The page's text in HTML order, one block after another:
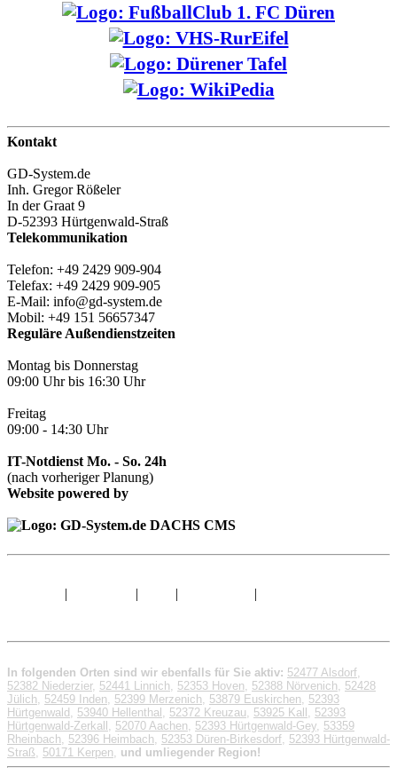
Kontakt
GD-System.de
Inh. Gregor Rößeler
In der Graat 9
D-52393 Hürtgenwald-Straß
Telekommunikation
Telefon: +49 2429 909-904
Telefax: +49 2429 909-905
E-Mail: info@gd-system.de
Mobil: +49 151 56657347
Reguläre Außendienstzeiten
Montag bis Donnerstag
09:00 Uhr bis 16:30 Uhr
Freitag
09:00 - 14:30 Uhr
IT-Notdienst Mo. - So. 24h
(nach vorheriger Planung)
Website powered by
| | | |
In folgenden Orten sind wir ebenfalls für Sie aktiv: 52477 Alsdorf,
52382 Niederzier, 52441 Linnich, 52353 Hoven, 52388 Nörvenich, 52428
Jülich, 52459 Inden, 52399 Merzenich, 53879 Euskirchen, 52393
Hürtgenwald , 53940 Hellenthal , 52372 Kreuzau, 53925 Kall , 52393
Hürtgenwald-Zerkall , 52070 Aachen, 52393 Hürtgenwald-Gey, 53359
Rheinbach, 52396 Heimbach, 52353 Düren-Birkesdorf, 52393 Hürtgenwald-
Straß, 50171 Kerpen, und umliegender Region!